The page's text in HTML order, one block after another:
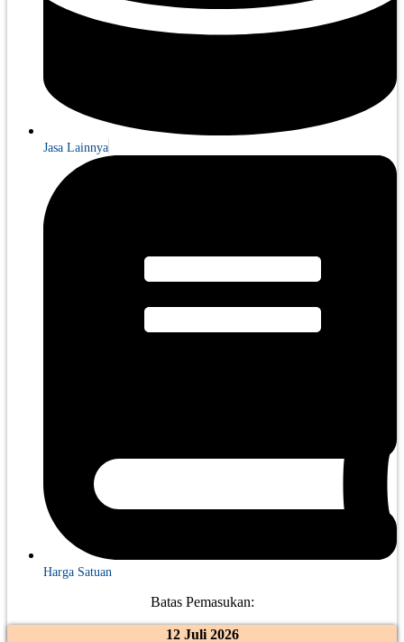
Jasa Lainnya
Harga Satuan
Batas Pemasukan:
12 Juli 2026